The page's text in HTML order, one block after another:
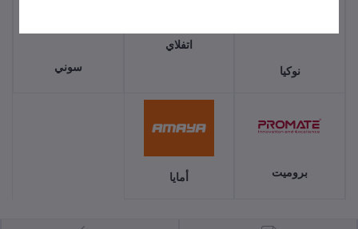
نوكيا
اتفلاي
سوني
بروميت أمايا